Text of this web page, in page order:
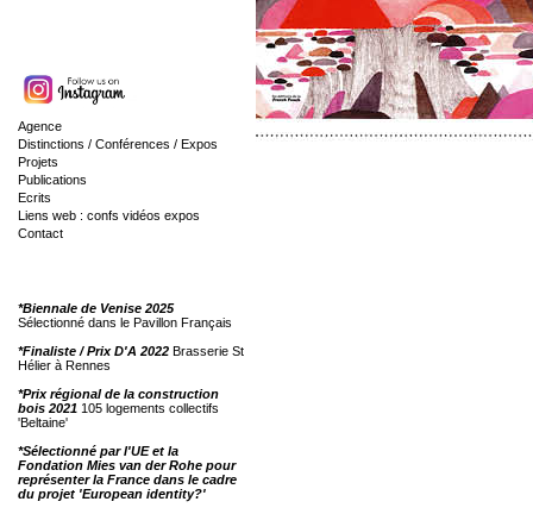
Agence
Distinctions / Conférences / Expos
Projets
Publications
Ecrits
Liens web : confs vidéos expos
Contact
*Biennale de Venise 2025
Sélectionné dans le Pavillon Français
*Finaliste / Prix D'A 2022 Brasserie St
Hélier à Rennes
*Prix régional de la construction
bois 2021 105 logements collectifs
'Beltaine'
*Sélectionné par l'UE et la
Fondation Mies van der Rohe pour
représenter la France dans le cadre
du projet 'European identity?'